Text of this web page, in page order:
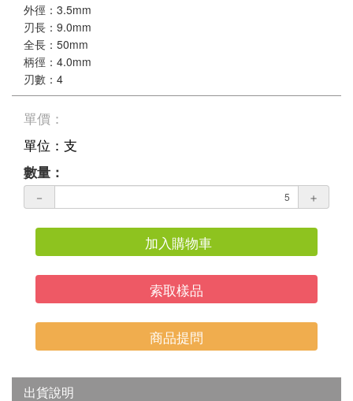
外徑：3.5mm
刃長：9.0mm
全長：50mm
柄徑：4.0mm
刃數：4
單價：
單位：支
數量：
－ ＋
加入購物車
索取樣品
商品提問
出貨說明